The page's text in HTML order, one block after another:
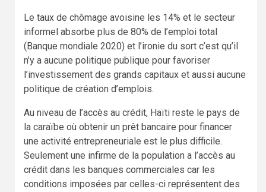
Le taux de chômage avoisine les 14% et le secteur
informel absorbe plus de 80% de l’emploi total
(Banque mondiale 2020) et l’ironie du sort c’est qu’il
n’y a aucune politique publique pour favoriser
l’investissement des grands capitaux et aussi aucune
politique de création d’emplois.
Au niveau de l’accès au crédit, Haïti reste le pays de
la caraïbe où obtenir un prêt bancaire pour financer
une activité entrepreneuriale est le plus difficile.
Seulement une infirme de la population a l’accès au
crédit dans les banques commerciales car les
conditions imposées par celles-ci représentent des